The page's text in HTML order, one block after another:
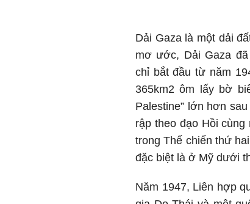
Dải Gaza là một dải
mơ ước, Dải Gaza
chỉ bắt đầu từ năm
365km2 ôm lấy bờ
Palestine” lớn hơn
rập theo đạo Hồi
trong Thế chiến thứ
đặc biệt là ở Mỹ dưới
Năm 1947, Liên hợp